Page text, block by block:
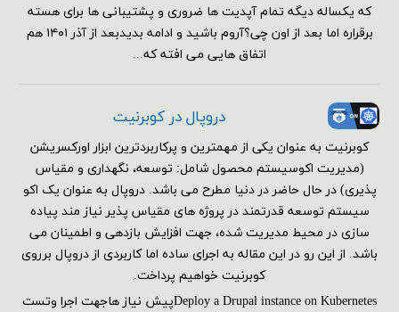
که یکساله دیگه تمام آپدیت ها ضروری و پشتیبانی ها برای هسته
برقراره اما بعد از اون چی؟آروم باشید و ادامه بدیدبعد از آذر ۱۴۰۱ هم
اتفاق هایی می افته که...
دروپال در کوبرنیت
کوبرنیت به عنوان یکی از مهمترین و پرکاربردترین ابزار اورکسریشن
(مدیریت اکوسیستم محصول شامل: توسعه، نگهداری و مقیاس
پذیری) در حال حاضر در دنیا مطرح می باشد. دروپال به عنوان یک اکو
سیستم توسعه قدرتمند در پروژه های مقیاس پذیر نیاز مند پیاده
سازی در محیط مدیریت شده، جهت افزایش بازدهی و اطمینان می
باشد. از این رو در این مقاله به اجرای ساده اما کاربردی از دروپال برروی
کوبرنیت خواهیم پرداخت.
Deploy a Drupal instance on Kubernetesپیش نیاز هاجهت اجرا وتست